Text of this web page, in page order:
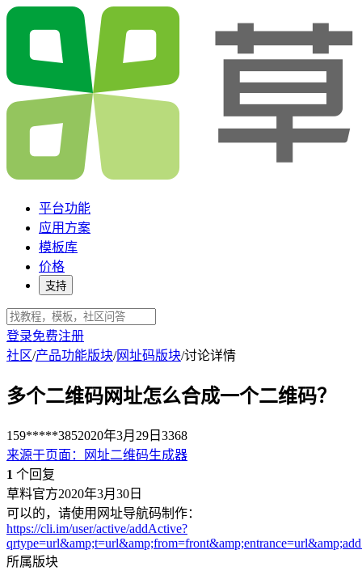
平台功能
应用方案
模板库
价格
支持
登录免费注册
社区/产品功能版块/网址码版块/讨论详情
多个二维码网址怎么合成一个二维码？
159*****3852020年3月29日 3368
来源于页面 ：
网址二维码生成器
1 个回复
草料官方2020年3月30日
可以的，请使用网址导航码制作：
https://cli.im/user/active/addActive?
所属版块